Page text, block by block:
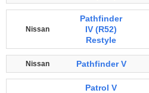
Nissan
Pathfinder
IV (R52)
Restyle
Nissan Pathfinder V
Patrol V